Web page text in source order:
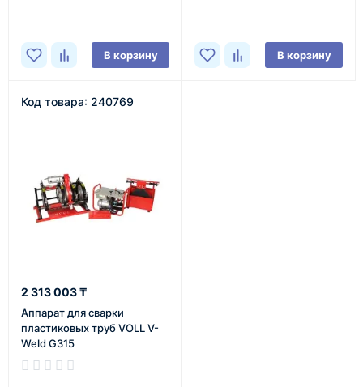
В корзину В корзину
Код товара: 240769
2 313 003 ₸
Аппарат для сварки
пластиковых труб VOLL V-
Weld G315